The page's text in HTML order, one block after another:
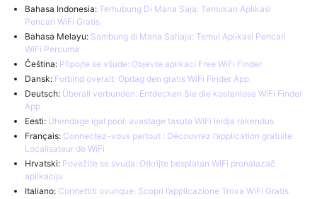
Bahasa Indonesia: Terhubung Di Mana Saja: Temukan Aplikasi
Pencari WiFi Gratis
Bahasa Melayu: Sambung di Mana Sahaja: Temui Aplikasi Pencari
WiFi Percuma
Čeština: Připojte se všude: Objevte aplikaci Free WiFi Finder
Dansk: Forbind overalt: Opdag den gratis WiFi Finder App
Deutsch: Überall verbunden: Entdecken Sie die kostenlose WiFi Finder
App
Eesti: Ühendage igal pool: avastage tasuta WiFi leidja rakendus
Français: Connectez-vous partout : Découvrez l’application gratuite
Localisateur de WiFi
Hrvatski: Povežite se svuda: Otkrijte besplatan WiFi pronalazač
aplikaciju
Italiano: Connettiti ovunque: Scopri l’applicazione Trova WiFi Gratis